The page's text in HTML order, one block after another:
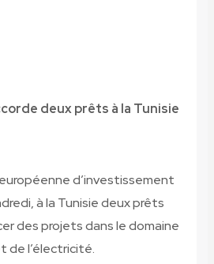
deux prêts à la Tunisie
d’investissement
à la Tunisie deux prêts
des projets dans le domaine
de l’électricité.